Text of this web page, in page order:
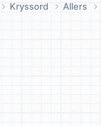
Kryssord Allers